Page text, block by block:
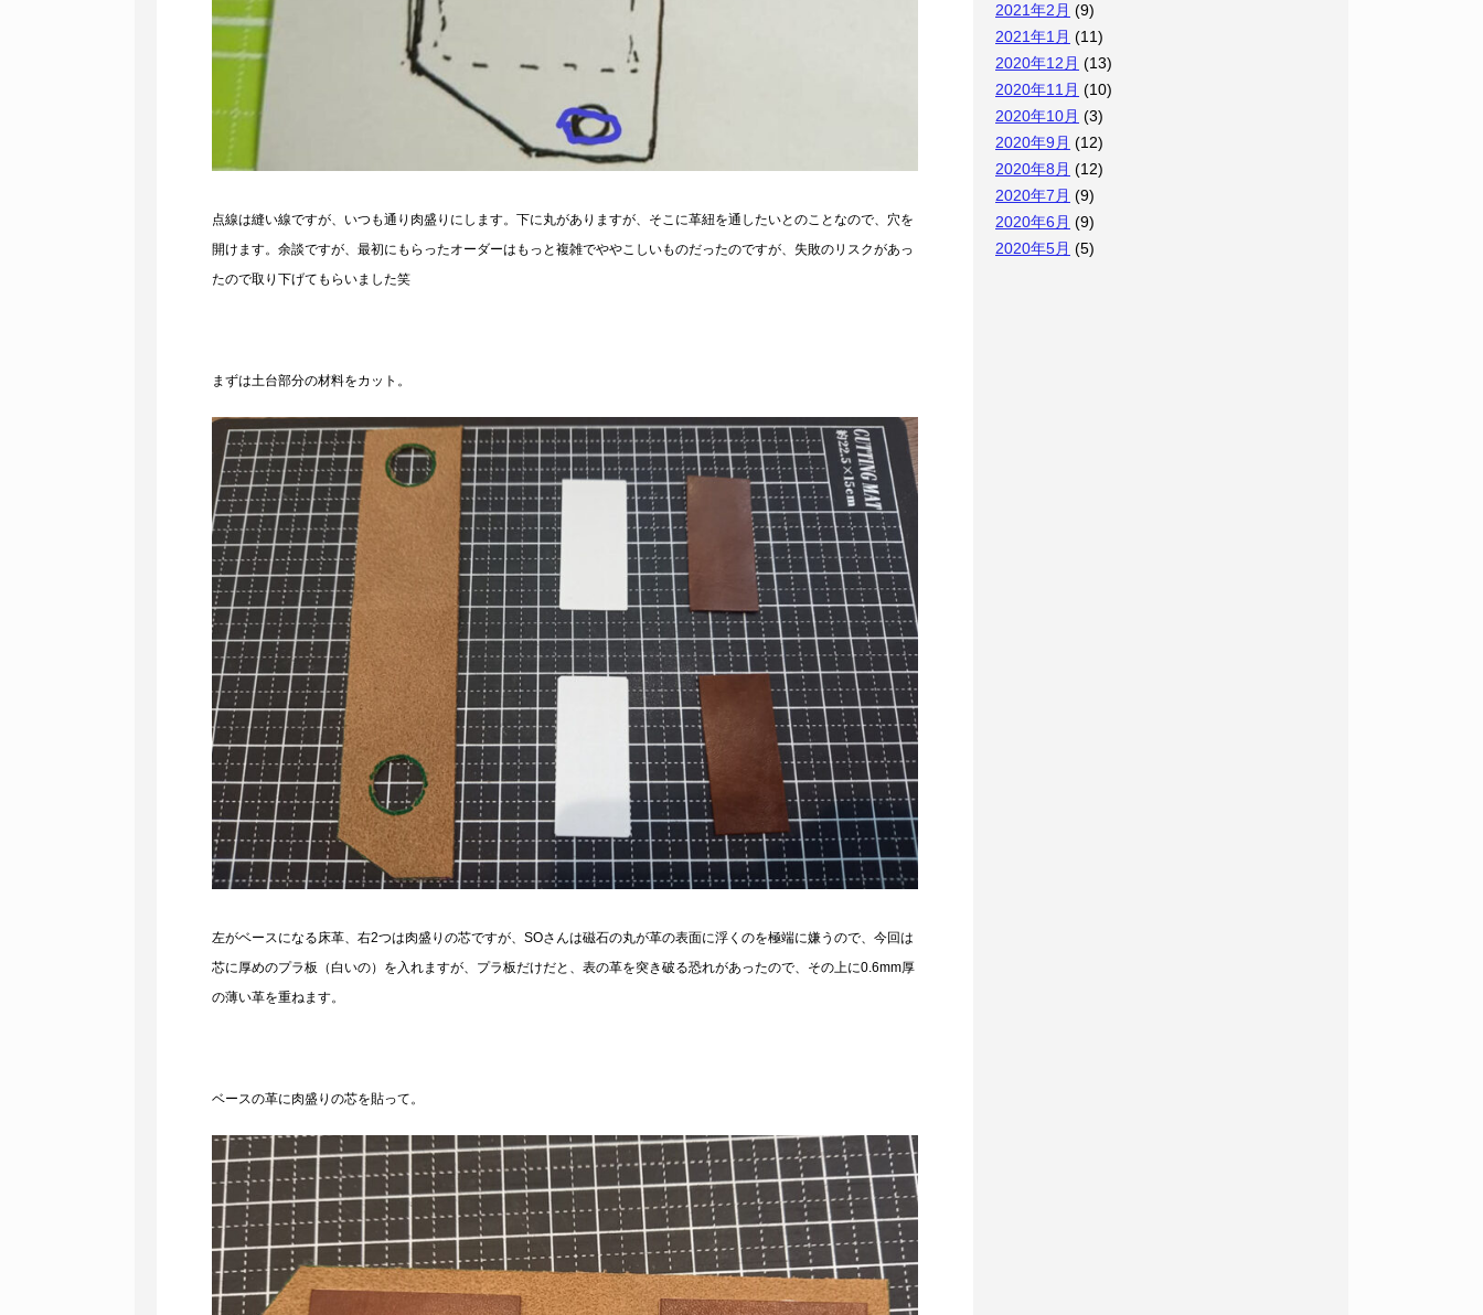
点線は縫い線ですが、いつも通り肉盛りにします。下に丸がありますが、そこに革紐を通したいとのことなので、穴を
開けます。余談ですが、最初にもらったオーダーはもっと複雑でややこしいものだったのですが、失敗のリスクがあっ
たので取り下げてもらいました笑
まずは土台部分の材料をカット。
左がベースになる床革、右2つは肉盛りの芯ですが、SOさんは磁石の丸が革の表面に浮くのを極端に嫌うので、今回は
芯に厚めのプラ板（白いの）を入れますが、プラ板だけだと、表の革を突き破る恐れがあったので、その上に0.6mm厚
の薄い革を重ねます。
ベースの革に肉盛りの芯を貼って。
2021年2月 (9)
2021年1月 (11)
2020年12月 (13)
2020年11月 (10)
2020年10月 (3)
2020年9月 (12)
2020年8月 (12)
2020年7月 (9)
2020年6月 (9)
2020年5月 (5)